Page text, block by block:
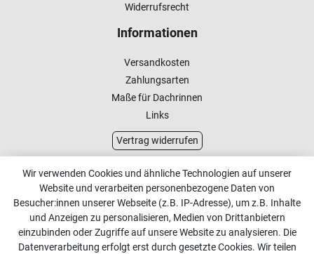
Widerrufsrecht
Informationen
Versandkosten
Zahlungsarten
Maße für Dachrinnen
Links
Vertrag widerrufen
Kundenservice
Kontakt
Online Retourenservice
Kontakt
Wir verwenden Cookies und ähnliche Technologien auf unserer
Website und verarbeiten personenbezogene Daten von
Besucher:innen unserer Webseite (z.B. IP-Adresse), um z.B. Inhalte
und Anzeigen zu personalisieren, Medien von Drittanbietern
einzubinden oder Zugriffe auf unsere Website zu analysieren. Die
Datenverarbeitung erfolgt erst durch gesetzte Cookies. Wir teilen